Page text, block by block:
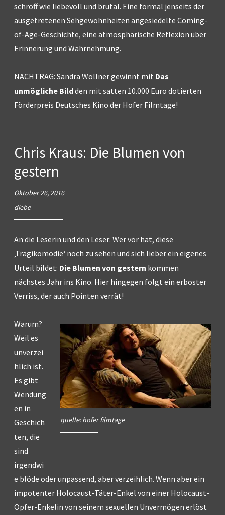
schroff wie liebevoll und brutal. Eine formal jenseits der
ausgetretenen Sehgewohnheiten angesiedelte Coming-
of-Age-Geschichte, eine atmosphärische Reflexion über
Erinnerung und Wahrnehmung.
NACHTRAG: Sandra Wollner gewinnt mit Das
unmögliche Bildden mit satten 10.000 Euro dotierten
Förderpreis Deutsches Kino der Hofer Filmtage!
Chris Kraus: Die Blumen von
gestern
Oktober 26, 2016
diebe
An die Leserin und den Leser: Wer vor hat, diese
‚Tragikomödie‘ noch zu sehen und sich lieber ein eigenes
Urteil bildet: Die Blumen von gestern kommen
nächstes Jahr ins Kino. Hier hingegen folgt ein erboster
Verriss, der auch Pointen verrät!
quelle: hofer filmtage
Warum?
Weil es
unverzei
hlich ist.
Es gibt
Wendung
en in
Geschich
ten, die
sind
irgendwi
e blöde oder unpassend, aber verzeihlich. Wenn aber ein
impotenter Holocaust-Täter-Enkel von einer Holocaust-
Opfer-Enkelin von seinem sexuellen Unvermögen erlöst